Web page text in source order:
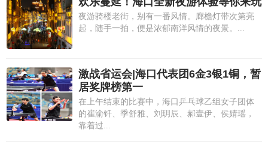
夜游骑楼老街，别有一番风情。廊檐灯带次第亮
起，随手一拍，便是浓郁南洋风情的夜景。...
激战省运会|海口代表团6金3银1铜，暂
居奖牌榜第一
在上午结束的比赛中，海口乒乓球乙组女子团体
的崔渝钎、季舒雅、刘玥辰、郝壹伊、侯婧瑶，
靠着过...